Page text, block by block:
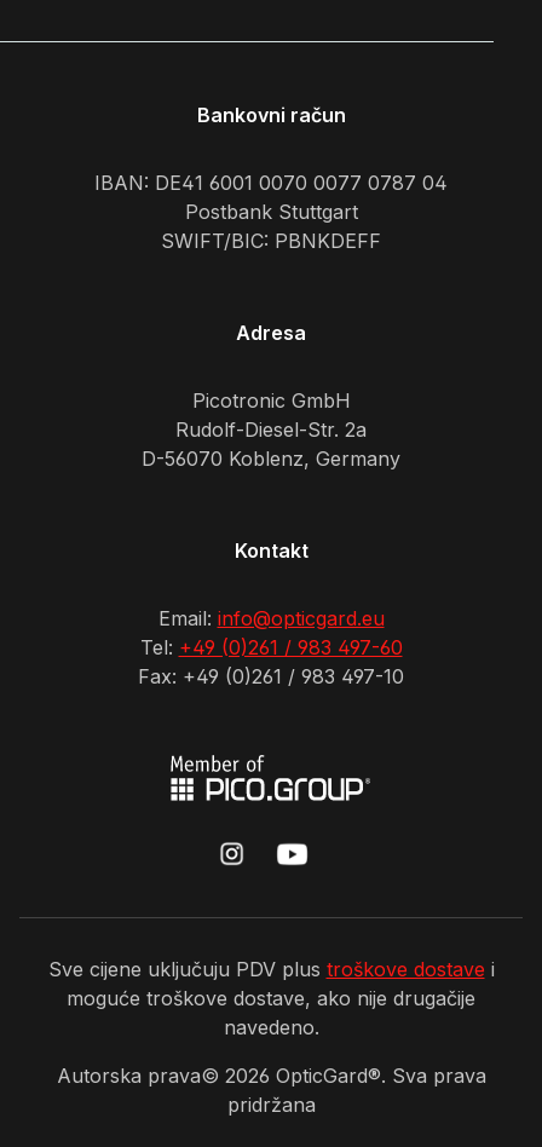
Bankovni račun
IBAN: DE41 6001 0070 0077 0787 04
Postbank Stuttgart
SWIFT/BIC: PBNKDEFF
Adresa
Picotronic GmbH
Rudolf-Diesel-Str. 2a
D-56070 Koblenz, Germany
Kontakt
Email: info@opticgard.eu
Tel: +49 (0)261 / 983 497-60
Fax: +49 (0)261 / 983 497-10
Sve cijene uključuju PDV plus troškove dostave i
moguće troškove dostave, ako nije drugačije
navedeno.
Autorska prava© 2026 OpticGard®. Sva prava
pridržana